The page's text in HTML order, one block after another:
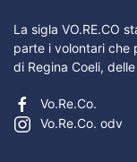
La sigla VO.RE.CO
parte i volontari che
di Regina Coeli,
Vo.Re.Co.
Vo.Re.Co. odv